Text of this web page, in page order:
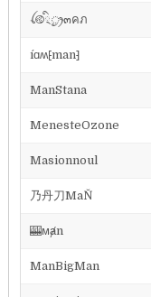
ꪶ࿋྄ིᤢꫂ๓คภ
íɑʍ⁅man⁆
ManStana
MenesteOzone
Masionnoul
乃丹刀MaŇ
🎰ᴍⱥn
ManBigMan